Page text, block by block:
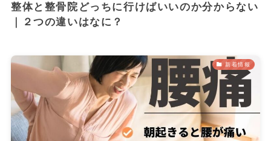
整体と整骨院どっちに行けばいいのか分からない
｜２つの違いはなに？
新着情報